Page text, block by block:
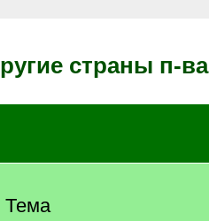
Другие страны п-ва
Тема